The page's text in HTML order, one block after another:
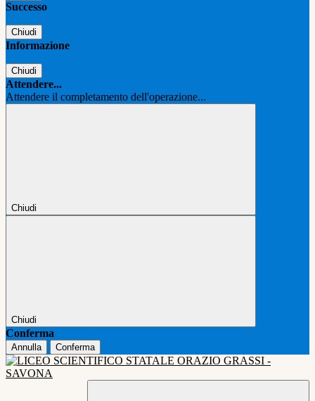
Successo
Chiudi
Informazione
Chiudi
Attendere...
Attendere il completamento dell'operazione...
Chiudi
Chiudi
Conferma
Annulla Conferma